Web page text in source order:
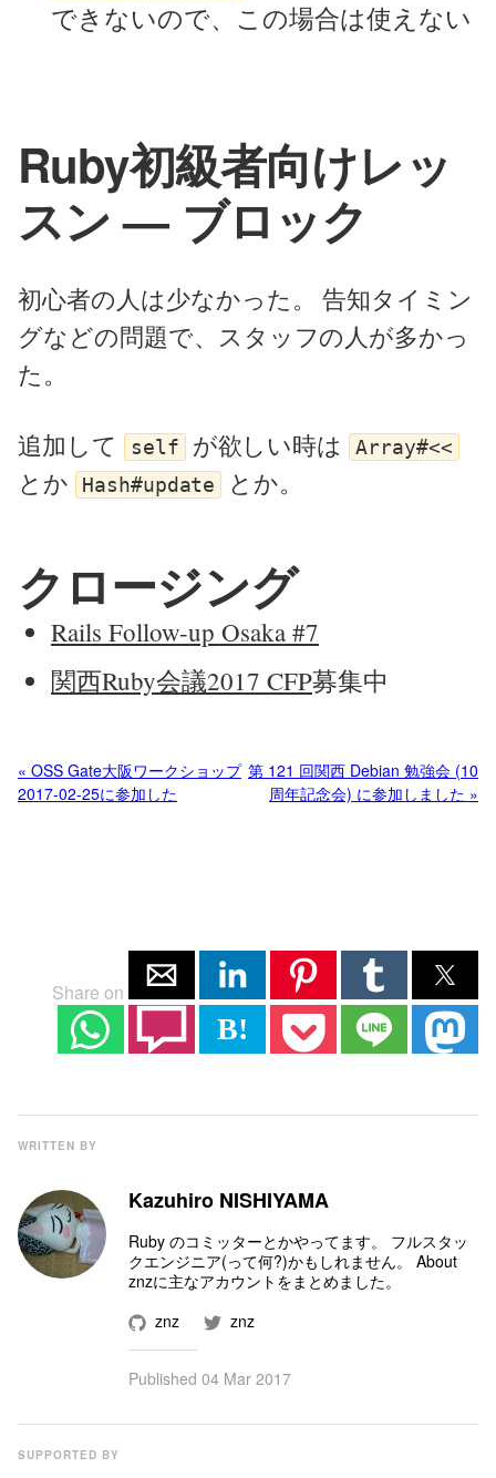
できないので、この場合は使えない
Ruby初級者向けレッ
スン — ブロック
初心者の人は少なかった。 告知タイミン
グなどの問題で、スタッフの人が多かっ
た。
追加して self が欲しい時は Array#<<
とか Hash#update とか。
クロージング
Rails Follow-up Osaka #7
関西Ruby会議2017 CFP募集中
« OSS Gate大阪ワークショップ
2017-02-25に参加した
第 121 回関西 Debian 勉強会 (10
周年記念会) に参加しました »
Share on
B!
WRITTEN BY
Kazuhiro NISHIYAMA
Ruby のコミッターとかやってます。 フルスタッ
クエンジニア(って何?)かもしれません。 About
znzに主なアカウントをまとめました。
znz
znz
Published 04 Mar 2017
SUPPORTED BY